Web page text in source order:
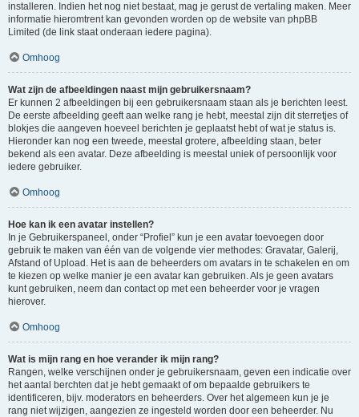
installeren. Indien het nog niet bestaat, mag je gerust de vertaling maken. Meer
informatie hieromtrent kan gevonden worden op de website van phpBB
Limited (de link staat onderaan iedere pagina).
Omhoog
Wat zijn de afbeeldingen naast mijn gebruikersnaam?
Er kunnen 2 afbeeldingen bij een gebruikersnaam staan als je berichten leest.
De eerste afbeelding geeft aan welke rang je hebt, meestal zijn dit sterretjes of
blokjes die aangeven hoeveel berichten je geplaatst hebt of wat je status is.
Hieronder kan nog een tweede, meestal grotere, afbeelding staan, beter
bekend als een avatar. Deze afbeelding is meestal uniek of persoonlijk voor
iedere gebruiker.
Omhoog
Hoe kan ik een avatar instellen?
In je Gebruikerspaneel, onder “Profiel” kun je een avatar toevoegen door
gebruik te maken van één van de volgende vier methodes: Gravatar, Galerij,
Afstand of Upload. Het is aan de beheerders om avatars in te schakelen en om
te kiezen op welke manier je een avatar kan gebruiken. Als je geen avatars
kunt gebruiken, neem dan contact op met een beheerder voor je vragen
hierover.
Omhoog
Wat is mijn rang en hoe verander ik mijn rang?
Rangen, welke verschijnen onder je gebruikersnaam, geven een indicatie over
het aantal berchten dat je hebt gemaakt of om bepaalde gebruikers te
identificeren, bijv. moderators en beheerders. Over het algemeen kun je je
rang niet wijzigen, aangezien ze ingesteld worden door een beheerder. Nu